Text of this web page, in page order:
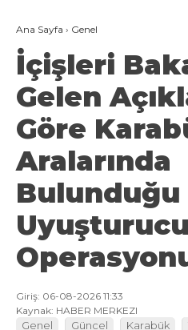
Ana Sayfa › Genel
İçişleri
Gelen
Göre
Aralarında
Bulunduğu
Uyuşturucu
Giriş: 06-08-2026 11:33
Kaynak: HABER MERKEZI
Genel Güncel Karabük